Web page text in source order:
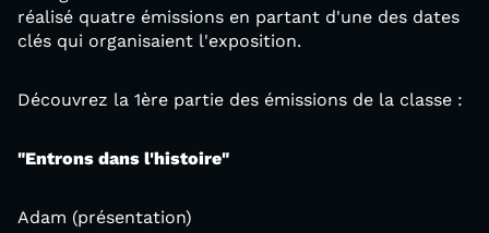
réalisé quatre émissions en partant d'une des dates
clés qui organisaient l'exposition.
Découvrez la 1ère partie des émissions de la classe :
"Entrons dans l'histoire"
Adam (présentation)